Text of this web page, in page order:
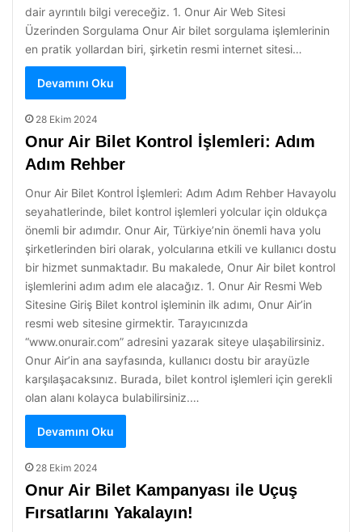
dair ayrıntılı bilgi vereceğiz. 1. Onur Air Web Sitesi
Üzerinden Sorgulama Onur Air bilet sorgulama işlemlerinin
en pratik yollardan biri, şirketin resmi internet sitesi…
Devamını Oku
28 Ekim 2024
Onur Air Bilet Kontrol İşlemleri: Adım
Adım Rehber
Onur Air Bilet Kontrol İşlemleri: Adım Adım Rehber Havayolu
seyahatlerinde, bilet kontrol işlemleri yolcular için oldukça
önemli bir adımdır. Onur Air, Türkiye’nin önemli hava yolu
şirketlerinden biri olarak, yolcularına etkili ve kullanıcı dostu
bir hizmet sunmaktadır. Bu makalede, Onur Air bilet kontrol
işlemlerini adım adım ele alacağız. 1. Onur Air Resmi Web
Sitesine Giriş Bilet kontrol işleminin ilk adımı, Onur Air’in
resmi web sitesine girmektir. Tarayıcınızda
“www.onurair.com” adresini yazarak siteye ulaşabilirsiniz.
Onur Air’in ana sayfasında, kullanıcı dostu bir arayüzle
karşılaşacaksınız. Burada, bilet kontrol işlemleri için gerekli
olan alanı kolayca bulabilirsiniz.…
Devamını Oku
28 Ekim 2024
Onur Air Bilet Kampanyası ile Uçuş
Fırsatlarını Yakalayın!